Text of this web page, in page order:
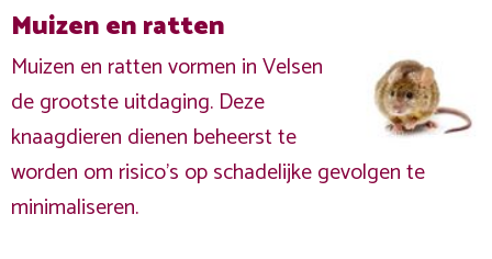
Muizen en ratten
Muizen en ratten vormen in Velsen
de grootste uitdaging. Deze
knaagdieren dienen beheerst te
worden om risico's op schadelijke gevolgen te
minimaliseren.